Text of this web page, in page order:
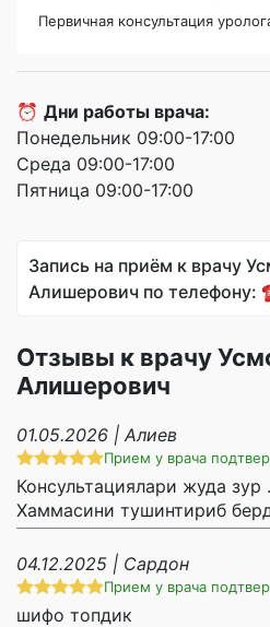
Первичная консультация
⏰ Дни работы врача:
Понедельник 09:00-17:00
Среда 09:00-17:00
Пятница 09:00-17:00
Запись на приём к врачу
Алишерович по
Отзывы к врачу
Алишерович
01.05.2026 | Алиев
Прием у врача
Консультациялари жуда зур
Хаммасини тушинтириб
04.12.2025 | Сардон
Прием у врача
шифо топдик